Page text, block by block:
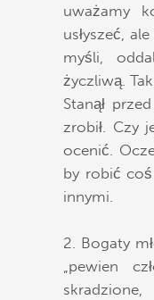
uważamy
usłyszeć,
myśli,
życzliwą.
Stanął
zrobił. Czy
ocenić.
by robić coś
innymi.
2. Bogaty
„pewien